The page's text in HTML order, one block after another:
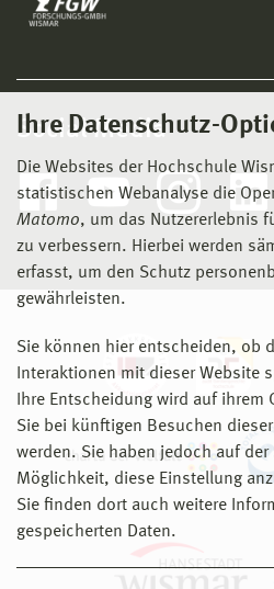
Ihre Datenschutz-
Die Websites der Hochschule
statistischen Webanalyse die
Matomo, um das Nutzererlebnis
zu verbessern. Hierbei werden
erfasst, um den Schutz
gewährleisten.
Sie können hier entscheiden, ob
Interaktionen mit dieser Website
Ihre Entscheidung wird auf ihrem
Sie bei künftigen Besuchen
werden. Sie haben jedoch auf der
Möglichkeit, diese Einstellung
Sie finden dort auch weitere
gespeicherten Daten.
Social Media